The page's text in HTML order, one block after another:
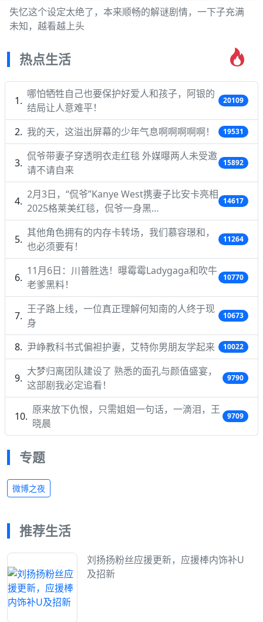
失忆这个设定太绝了，本来顺畅的解谜剧情，一下子充满
未知，越看越上头
热点生活
哪怕牺牲自己也要保护好爱人和孩子，阿银的
结局让人意难平！
20109
我的天，这溢出屏幕的少年气息啊啊啊啊啊！ 19531
侃爷带妻子穿透明衣走红毯 外媒曝两人未受邀
请不请自来
15892
2月3日，“侃爷”Kanye West携妻子比安卡亮相
2025格莱美红毯，侃爷一身黑…
14617
其他角色拥有的内存卡转场，我们慕容璟和，
也必须要有！
11264
11月6日：川普胜选！曝霉霉Ladygaga和吹牛
老爹黑料！
10770
王子路上线，一位真正理解何知南的人终于现
身
10673
尹峥教科书式偏袒护妻，艾特你男朋友学起来 10022
大梦归离团队建设了 熟悉的面孔与颜值盛宴，
这部剧我必定追看！
9790
原来放下仇恨，只需姐姐一句话，一滴泪，王
晓晨
9709
专题
微博之夜
推荐生活
刘扬扬粉丝应援更新，应援棒内饰补U
及招新